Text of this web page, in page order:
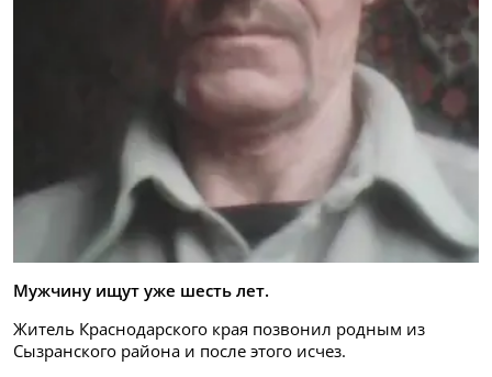
Мужчину ищут уже шесть лет.
Житель Краснодарского края позвонил родным из
Сызранского района и после этого исчез.